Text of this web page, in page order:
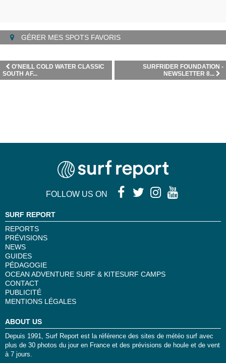
GÉRER MES SPOTS FAVORIS
SURFRIDER FOUNDATION -
NEWSLETTER 8...
O'NEILL COLD WATER CLASSIC
SOUTH AF...
FOLLOW US ON
SURF REPORT
REPORTS
PRÉVISIONS
NEWS
GUIDES
PÉDAGOGIE
OCEAN ADVENTURE SURF & KITESURF CAMPS
CONTACT
PUBLICITÉ
MENTIONS LÉGALES
ABOUT US
Depuis 1991, Surf Report est la référence des sites de météo surf avec
plus de 30 photos du jour en France et des prévisions de houle et de vent
à 7 jours.